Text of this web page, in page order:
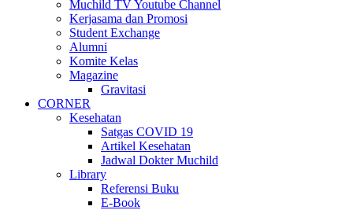
Muchild TV Youtube Channel
Kerjasama dan Promosi
Student Exchange
Alumni
Komite Kelas
Magazine
Gravitasi
CORNER
Kesehatan
Satgas COVID 19
Artikel Kesehatan
Jadwal Dokter Muchild
Library
Referensi Buku
E-Book